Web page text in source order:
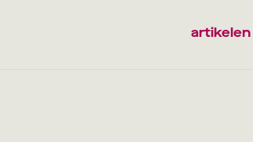
artikelen